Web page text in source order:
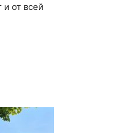
от всей